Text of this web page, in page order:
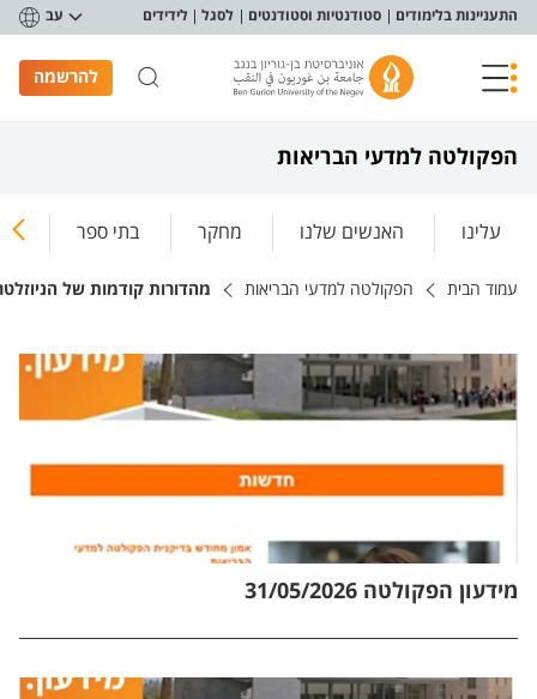
תפריט נגישות
התעניינות בלימודים סטודנטיות וסטודנטים לסגל לידידים עב
להרשמה
הפקולטה למדעי הבריאות
עלינו האנשים שלנו מחקר בתי ספר
עמוד הבית הפקולטה למדעי הבריאות מהדורות קודמות של
מידעון הפקולטה 31/05/2026